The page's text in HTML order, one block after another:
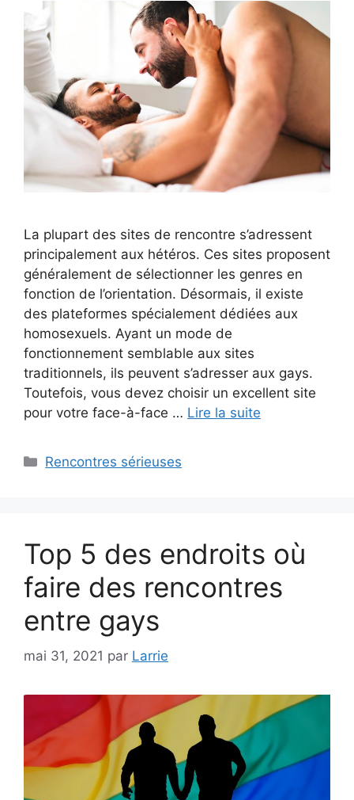
La plupart des sites de rencontre s’adressent
principalement aux hétéros. Ces sites proposent
généralement de sélectionner les genres en
fonction de l’orientation. Désormais, il existe
des plateformes spécialement dédiées aux
homosexuels. Ayant un mode de
fonctionnement semblable aux sites
traditionnels, ils peuvent s’adresser aux gays.
Toutefois, vous devez choisir un excellent site
pour votre face-à-face … Lire la suite
Catégories
Rencontres sérieuses
Top 5 des endroits où
faire des rencontres
entre gays
mai 31, 2021 par Larrie